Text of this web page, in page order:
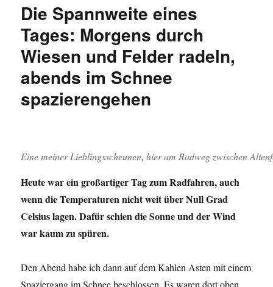
in
Altenfeld
Die Spannweite eines
Tages: Morgens durch
Wiesen und Felder radeln,
abends im Schnee
spazierengehen
Eine meiner Lieblingsscheunen, hier am Radweg zwischen
Heute war ein großartiger Tag zum Radfahren, auch
wenn die Temperaturen nicht weit über Null Grad
Celsius lagen. Dafür schien die Sonne und der Wind
war kaum zu spüren.
Den Abend habe ich dann auf dem Kahlen Asten mit einem
Spaziergang im Schnee beschlossen. Es waren dort oben